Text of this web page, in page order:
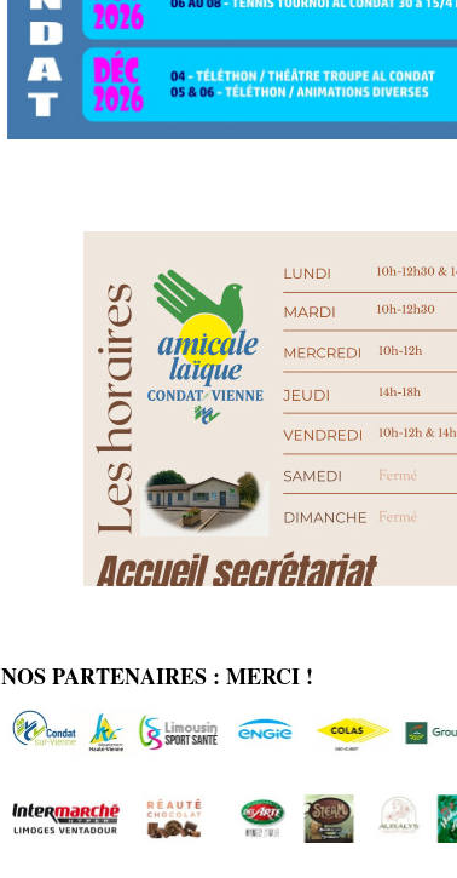
NOS PARTENAIRES : MERCI !